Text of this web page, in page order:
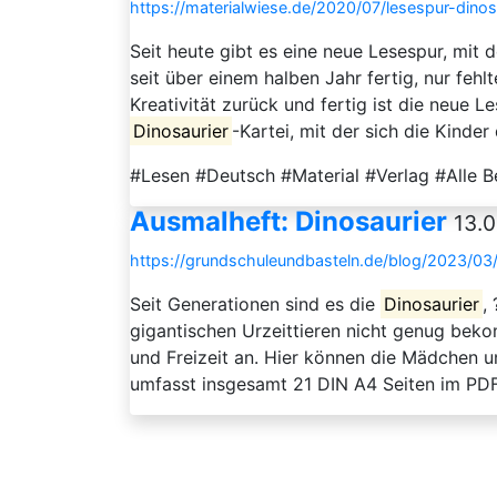
https://materialwiese.de/2020/07/lesespur-
Seit heute gibt es eine neue Lesespur, mit
seit über einem halben Jahr fertig, nur
Kreativität zurück und fertig ist die neue
Dinosaurier -Kartei, mit der sich die
#Lesen #Deutsch #Material #Verlag #Alle
Ausmalheft: Dinosaurier
https://grundschuleundbasteln.de/blog/2023/
Seit Generationen sind es die Dinosaurier ,
gigantischen Urzeittieren nicht genug
und Freizeit an. Hier können die Mädchen
umfasst insgesamt 21 DIN A4 Seiten im